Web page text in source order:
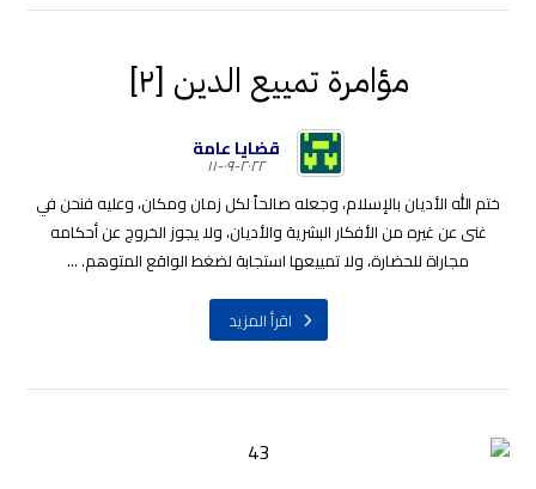
مؤامرة تمييع الدين [٢]
قضايا عامة
٢٠٢٢-٠٩-١١
ختم الله الأديان بالإسلام، وجعله صالحاً لكل زمان ومكان، وعليه فنحن في
غنى عن غيره من الأفكار البشرية والأديان، ولا يجوز الخروج عن أحكامه
مجاراة للحضارة، ولا تمييعها استجابة لضغط الواقع المتوهم. ...
اقرأ المزيد